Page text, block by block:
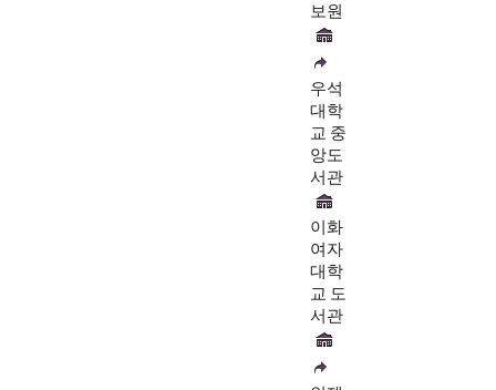
보원
우석
대학
교 중
앙도
서관
이화
여자
대학
교 도
서관